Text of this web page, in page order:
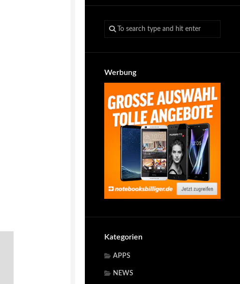
Werbung
Kategorien
APPS
NEWS